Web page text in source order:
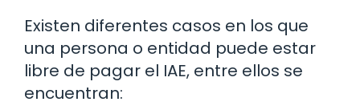
Existen diferentes casos en los que
una persona o entidad puede estar
libre de pagar el IAE, entre ellos se
encuentran: